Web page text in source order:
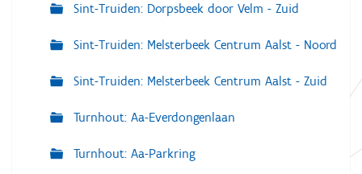
Sint-Truiden: Dorpsbeek door Velm - Zuid
Sint-Truiden: Melsterbeek Centrum Aalst - Noord
Sint-Truiden: Melsterbeek Centrum Aalst - Zuid
Turnhout: Aa-Everdongenlaan
Turnhout: Aa-Parkring